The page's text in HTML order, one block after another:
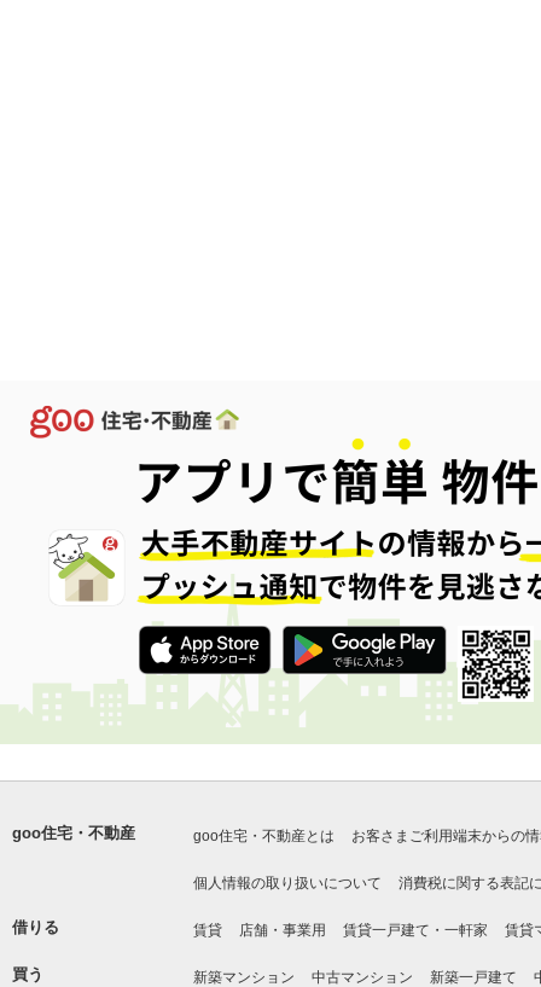
goo住宅・不動産 goo住宅・不動産とは お客さまご利用端末からの
個人情報の取り扱いについて 消費税に関する表記
借りる 賃貸 店舗・事業用 賃貸一戸建て・一軒家 賃貸
買う 新築マンション 中古マンション 新築一戸建て